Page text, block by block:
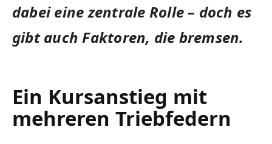
dabei eine zentrale Rolle – doch es
gibt auch Faktoren, die bremsen.
Ein Kursanstieg mit
mehreren Triebfedern